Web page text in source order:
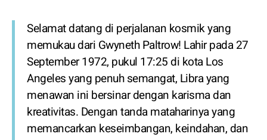
Selamat datang di perjalanan kosmik yang
memukau dari Gwyneth Paltrow! Lahir pada 27
September 1972, pukul 17:25 di kota Los
Angeles yang penuh semangat, Libra yang
menawan ini bersinar dengan karisma dan
kreativitas. Dengan tanda mataharinya yang
memancarkan keseimbangan, keindahan, dan